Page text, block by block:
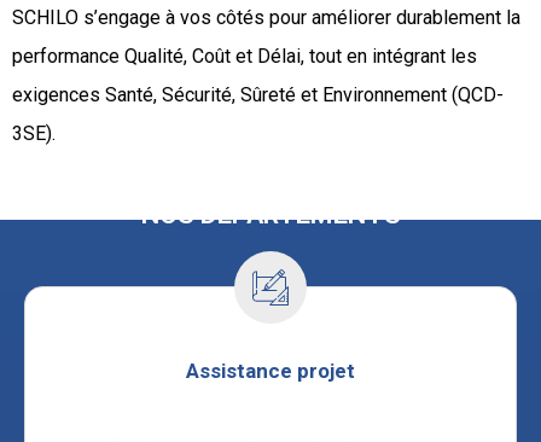
SCHILO s’engage à vos côtés pour améliorer durablement la
performance Qualité, Coût et Délai, tout en intégrant les
exigences Santé, Sécurité, Sûreté et Environnement (QCD-
3SE).
NOS DÉPARTEMENTS
Assistance projet